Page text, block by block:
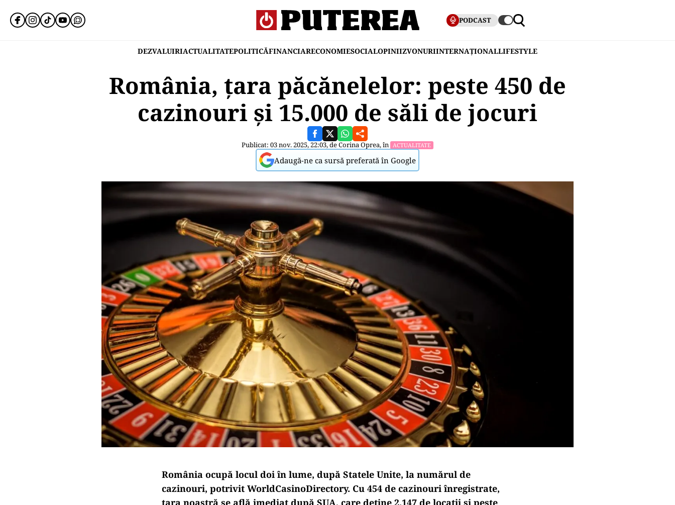
PODCAST
DEZVALUIRIACTUALITATEPOLITICĂFINANCIARECONOMIESOCIALOPINIIZVONURIINTERNAȚIONALLIFESTYLE
România, țara păcănelelor: peste 450 de
cazinouri și 15.000 de săli de jocuri
Publicat: 03 nov. 2025, 22:03, deCorina Oprea, în ACTUALITATE
Adaugă-ne ca sursă preferată în Google
România ocupă locul doi în lume, după Statele Unite, la numărul de
cazinouri, potrivit WorldCasinoDirectory. Cu 454 de cazinouri înregistrate,
țara noastră se află imediat după SUA, care deține 2.147 de locații și peste